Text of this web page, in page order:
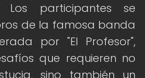
Los participantes se
de la famosa banda
por "El Profesor",
que requieren no
sino también un